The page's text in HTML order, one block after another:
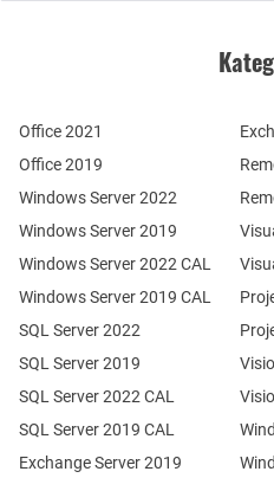
Office 2021
Office 2019
Windows Server 2022
Windows Server 2019
Exchange Server 2019
SQL Server 2022
SQL Server 2019
Windows Server 2022 CAL
Windows Server 2019 CAL
SQL Server 2022 CAL
SQL Server 2019 CAL